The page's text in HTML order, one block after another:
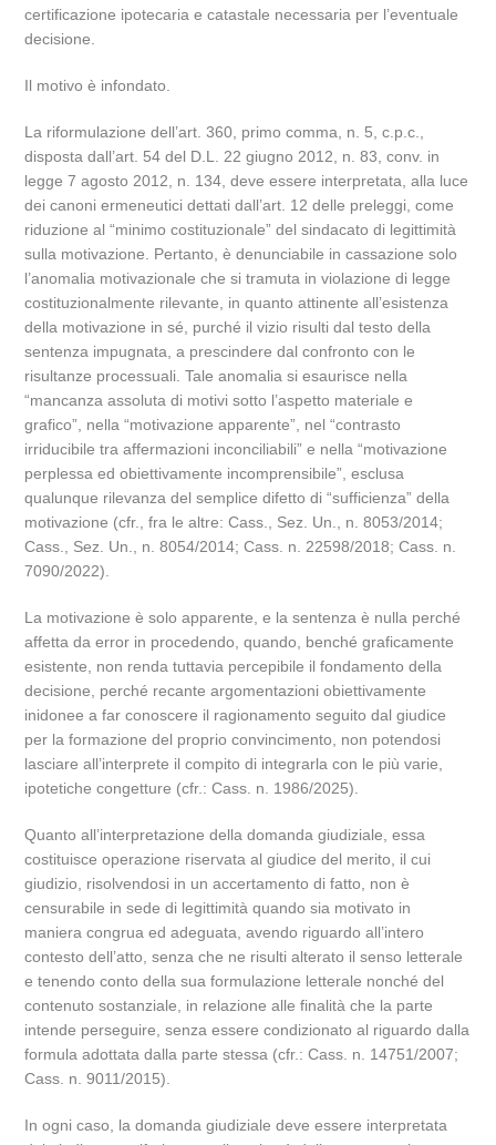
certificazione ipotecaria e catastale necessaria per l’eventuale
decisione.
Il motivo è infondato.
La riformulazione dell’art. 360, primo comma, n. 5, c.p.c.,
disposta dall’art. 54 del D.L. 22 giugno 2012, n. 83, conv. in
legge 7 agosto 2012, n. 134, deve essere interpretata, alla luce
dei canoni ermeneutici dettati dall’art. 12 delle preleggi, come
riduzione al “minimo costituzionale” del sindacato di legittimità
sulla motivazione. Pertanto, è denunciabile in cassazione solo
l’anomalia motivazionale che si tramuta in violazione di legge
costituzionalmente rilevante, in quanto attinente all’esistenza
della motivazione in sé, purché il vizio risulti dal testo della
sentenza impugnata, a prescindere dal confronto con le
risultanze processuali. Tale anomalia si esaurisce nella
“mancanza assoluta di motivi sotto l’aspetto materiale e
grafico”, nella “motivazione apparente”, nel “contrasto
irriducibile tra affermazioni inconciliabili” e nella “motivazione
perplessa ed obiettivamente incomprensibile”, esclusa
qualunque rilevanza del semplice difetto di “sufficienza” della
motivazione (cfr., fra le altre: Cass., Sez. Un., n. 8053/2014;
Cass., Sez. Un., n. 8054/2014; Cass. n. 22598/2018; Cass. n.
7090/2022).
La motivazione è solo apparente, e la sentenza è nulla perché
affetta da error in procedendo, quando, benché graficamente
esistente, non renda tuttavia percepibile il fondamento della
decisione, perché recante argomentazioni obiettivamente
inidonee a far conoscere il ragionamento seguito dal giudice
per la formazione del proprio convincimento, non potendosi
lasciare all’interprete il compito di integrarla con le più varie,
ipotetiche congetture (cfr.: Cass. n. 1986/2025).
Quanto all’interpretazione della domanda giudiziale, essa
costituisce operazione riservata al giudice del merito, il cui
giudizio, risolvendosi in un accertamento di fatto, non è
censurabile in sede di legittimità quando sia motivato in
maniera congrua ed adeguata, avendo riguardo all’intero
contesto dell’atto, senza che ne risulti alterato il senso letterale
e tenendo conto della sua formulazione letterale nonché del
contenuto sostanziale, in relazione alle finalità che la parte
intende perseguire, senza essere condizionato al riguardo dalla
formula adottata dalla parte stessa (cfr.: Cass. n. 14751/2007;
Cass. n. 9011/2015).
In ogni caso, la domanda giudiziale deve essere interpretata